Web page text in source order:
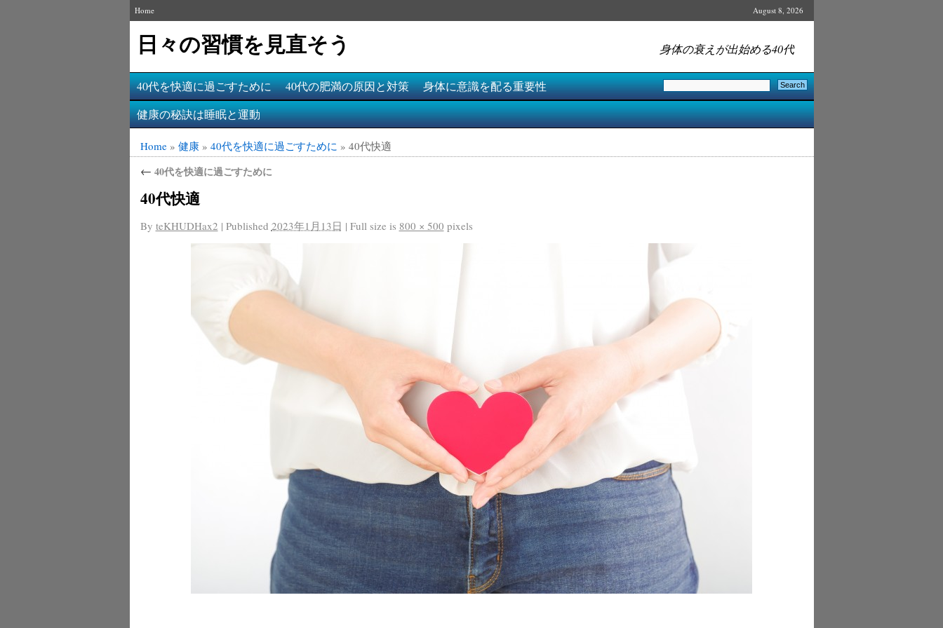
Home August 8, 2026
日々の習慣を見直そう 身体の衰えが出始める40代
40代を快適に過ごすために 40代の肥満の原因と対策
身体に意識を配る重要性
健康の秘訣は睡眠と運動
Home» 健康» 40代を快適に過ごすために » 40代快適
← 40代を快適に過ごすために
40代快適
By teKHUDHax2 | Published 2023年1月13日 | Full size is 800 × 500 pixels